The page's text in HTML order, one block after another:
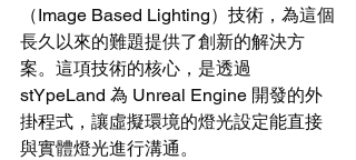
（Image Based Lighting）技術，為這個
長久以來的難題提供了創新的解決方
案。這項技術的核心，是透過
stYpeLand 為 Unreal Engine 開發的外
掛程式，讓虛擬環境的燈光設定能直接
與實體燈光進行溝通。